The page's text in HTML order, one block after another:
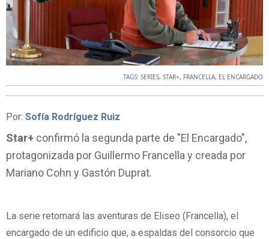
TAGS: SERIES, STAR+, FRANCELLA, EL ENCARGADO
Por: Sofía Rodríguez Ruiz
Star+ confirmó la segunda parte de "El Encargado",
protagonizada por Guillermo Francella y creada por
Mariano Cohn y Gastón Duprat.
La serie retomará las aventuras de Eliseo (Francella), el
encargado de un edificio que, a espaldas del consorcio que